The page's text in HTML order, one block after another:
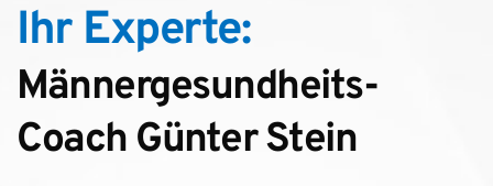
Ihr Experte:
Männergesundheits-
Coach Günter Stein